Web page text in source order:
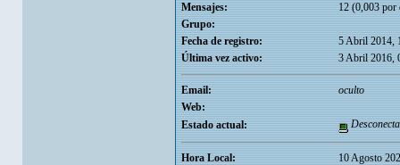
Mensajes:
12 (0,003 por
Grupo:
Fecha de registro:
5 Abril 2014,
Última vez activo:
3 Abril 2016,
Email:
oculto
Web:
Estado actual:
Hora Local:
10 Agosto